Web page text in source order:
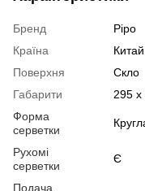
Бренд
Pipo
Країна
Китай
Поверхня
Скло
Габарити
295
Форма
серветки
Рухомі
серветки
Є
Подача